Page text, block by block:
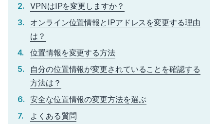
VPNはIPを変更しますか？
オンライン位置情報とIPアドレスを変更する理由
は？
位置情報を変更する方法
自分の位置情報が変更されていることを確認する
方法は？
安全な位置情報の変更方法を選ぶ
よくある質問